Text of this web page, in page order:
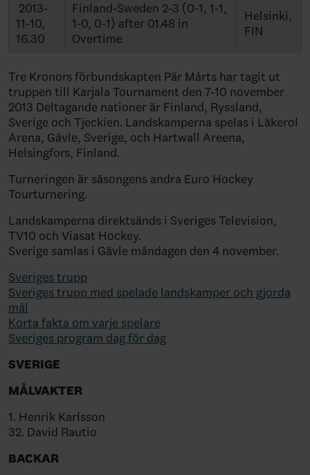
2013-
11-10,
16.30
Finland-Sweden 2-3 (0-1, 1-1,
1-0, 0-1) after 01.48 in
Overtime
Helsinki,
FIN
Tre Kronors förbundskapten Pär Mårts har tagit ut
truppen till Karjala Tournament den 7-10 november
2013 Deltagande nationer är Finland, Ryssland,
Sverige och Tjeckien. Landskamperna spelas i Läkerol
Arena, Gävle, Sverige, och Hartwall Areena,
Helsingfors, Finland.
Turneringen är säsongens andra Euro Hockey
Tourturnering.
Landskamperna direktsänds i Sveriges Television,
TV10 och Viasat Hockey.
Sverige samlas i Gävle måndagen den 4 november.
Sveriges trupp
Sveriges trupp med spelade landskamper och gjorda
mål
Korta fakta om varje spelare
Sveriges program dag för dag
SVERIGE
MÅLVAKTER
1. Henrik Karlsson
32. David Rautio
BACKAR